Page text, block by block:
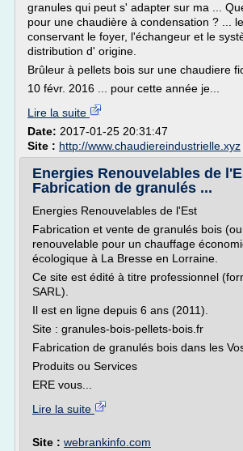
granules qui peut s' adapter sur ma ...
pour une chaudière à condensation ? ...
conservant le foyer, l'échangeur et le
distribution d' origine.
Brûleur à pellets bois sur une chaudiere
10 févr. 2016 ... pour cette année je...
Lire la suite
Date: 2017-01-25 20:31:47
Site : http://www.chaudiereindustrielle.xyz
Energies Renouvelables de
Fabrication de granulés ...
Energies Renouvelables de l'Est
Fabrication et vente de granulés bois
renouvelable pour un chauffage
écologique à La Bresse en Lorraine.
Ce site est édité à titre professionnel
SARL).
Il est en ligne depuis 6 ans (2011).
Site : granules-bois-pellets-bois.fr
Fabrication de granulés bois dans les
Produits ou Services
ERE vous...
Lire la suite
Site : webrankinfo.com